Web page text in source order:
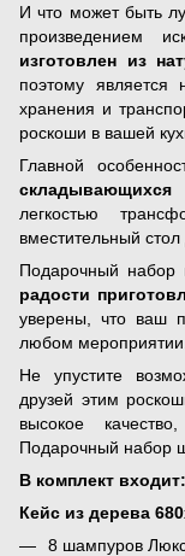
И что может быть
произведением
изготовлен из
поэтому является
хранения и
роскоши в вашей
Главной
складывающихся
легкостью
вместительный стол
Подарочный
радости
уверены, что ваш
любом мероприятии.
Не упустите
друзей этим
высокое
Подарочный набор
В комплект входит:
Кейс из дерева
8 шампуров